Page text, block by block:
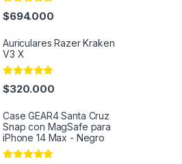
Rated5.00
out of 5
$694.000
Auriculares Razer Kraken
V3 X
Rated4.91
out of 5
$320.000
Case GEAR4 Santa Cruz
Snap con MagSafe para
iPhone 14 Max - Negro